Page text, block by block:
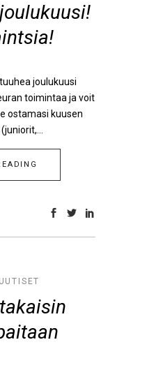
joulukuusi
toimintaa ja voit
ostamasi kuusen
UUTISET